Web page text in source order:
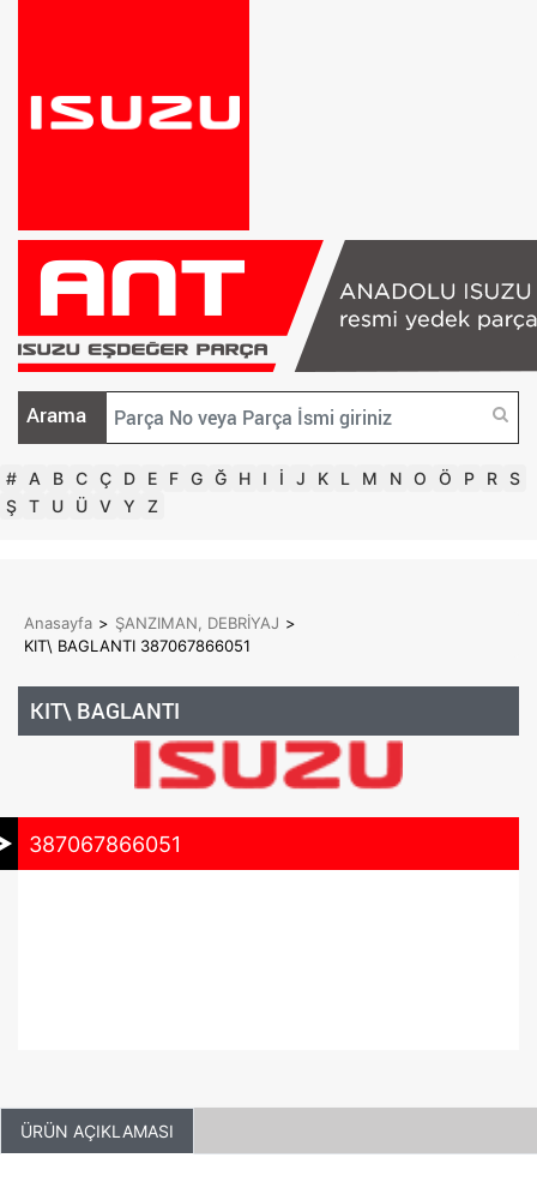
Arama
# A B C Ç D E F G Ğ H I İ J K L M N O Ö P R S
Ş T U Ü V Y Z
Anasayfa > ŞANZIMAN, DEBRİYAJ >
KIT\ BAGLANTI 387067866051
KIT\ BAGLANTI
387067866051
ÜRÜN AÇIKLAMASI